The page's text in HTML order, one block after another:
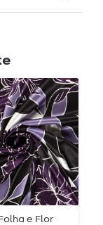
e Flor